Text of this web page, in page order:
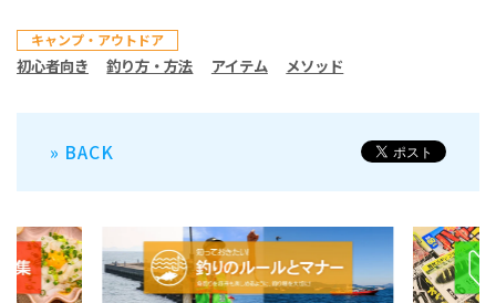
キャンプ・アウトドア
初心者向き 釣り方・方法 アイテム メソッド
» BACK